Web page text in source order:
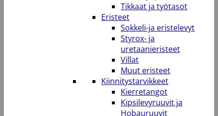
Tikkaat ja työtasot
Eristeet
Sokkeli-ja eristelevyt
Styrox- ja
uretaanieristeet
Villat
Muut eristeet
Kiinnitystarvikkeet
Kierretangot
Kipsilevyruuvit ja
Hobauruuvit